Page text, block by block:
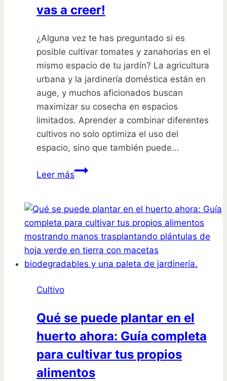
vas a creer!
¿Alguna vez te has preguntado si es
posible cultivar tomates y zanahorias en el
mismo espacio de tu jardín? La agricultura
urbana y la jardinería doméstica están en
auge, y muchos aficionados buscan
maximizar su cosecha en espacios
limitados. Aprender a combinar diferentes
cultivos no solo optimiza el uso del
espacio, sino que también puede…
Leer másDescubre
secreto
de
cultivar
tomates
y
te
lo
vas
a
creer!
Cultivo
Qué se puede plantar en el
huerto ahora: Guía completa
para cultivar tus propios
alimentos